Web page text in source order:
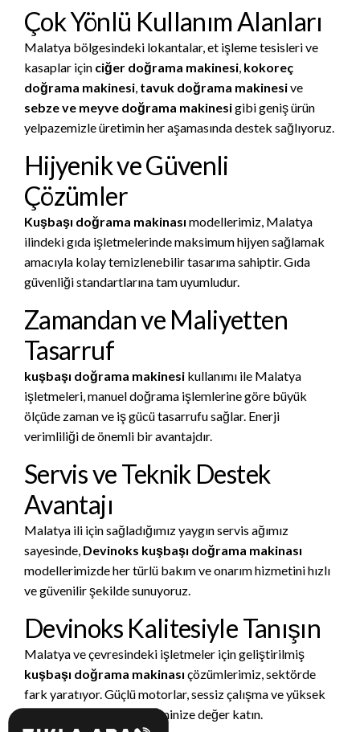
Çok Yönlü Kullanım Alanları
Malatya bölgesindeki lokantalar, et işleme tesisleri ve
kasaplar için ciğer doğrama makinesi, kokoreç
doğrama makinesi, tavuk doğrama makinesive
sebze ve meyve doğrama makinesigibi geniş ürün
yelpazemizle üretimin her aşamasında destek sağlıyoruz.
Hijyenik ve Güvenli
Çözümler
Kuşbaşı doğrama makinası modellerimiz, Malatya
ilindeki gıda işletmelerinde maksimum hijyen sağlamak
amacıyla kolay temizlenebilir tasarıma sahiptir. Gıda
güvenliği standartlarına tam uyumludur.
Zamandan ve Maliyetten
Tasarruf
kuşbaşı doğrama makinesi kullanımı ile Malatya
işletmeleri, manuel doğrama işlemlerine göre büyük
ölçüde zaman ve iş gücü tasarrufu sağlar. Enerji
verimliliği de önemli bir avantajdır.
Servis ve Teknik Destek
Avantajı
Malatya ili için sağladığımız yaygın servis ağımız
sayesinde, Devinoks kuşbaşı doğrama makinası
modellerimizde her türlü bakım ve onarım hizmetini hızlı
ve güvenilir şekilde sunuyoruz.
Devinoks Kalitesiyle Tanışın
Malatya ve çevresindeki işletmeler için geliştirilmiş
kuşbaşı doğrama makinası çözümlerimiz, sektörde
fark yaratıyor. Güçlü motorlar, sessiz çalışma ve yüksek
kesim kapasitesi ile üretiminize değer katın.